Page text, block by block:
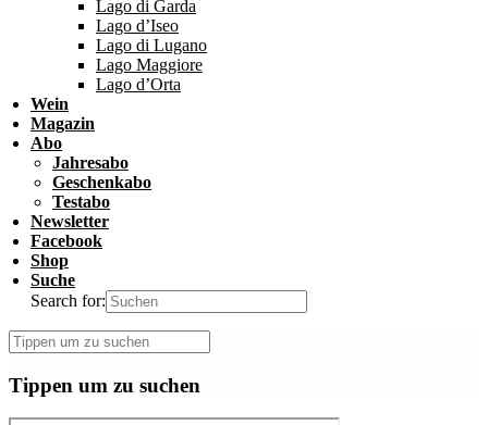
Lago di Garda
Lago d’Iseo
Lago di Lugano
Lago Maggiore
Lago d’Orta
Wein
Magazin
Abo
Jahresabo
Geschenkabo
Testabo
Newsletter
Facebook
Shop
Suche
Search for:
Tippen um zu suchen